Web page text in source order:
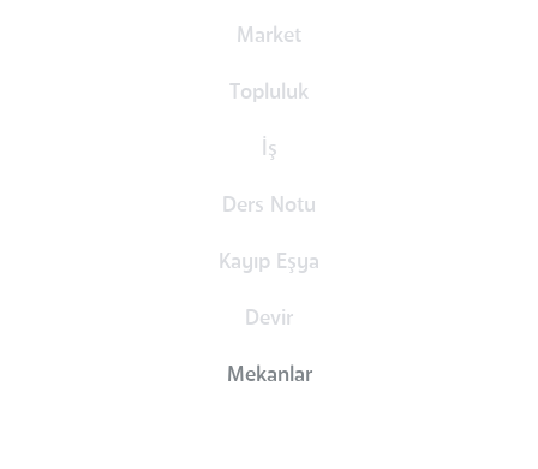
Market
Topluluk
İş
Ders Notu
Kayıp Eşya
Devir
Mekanlar